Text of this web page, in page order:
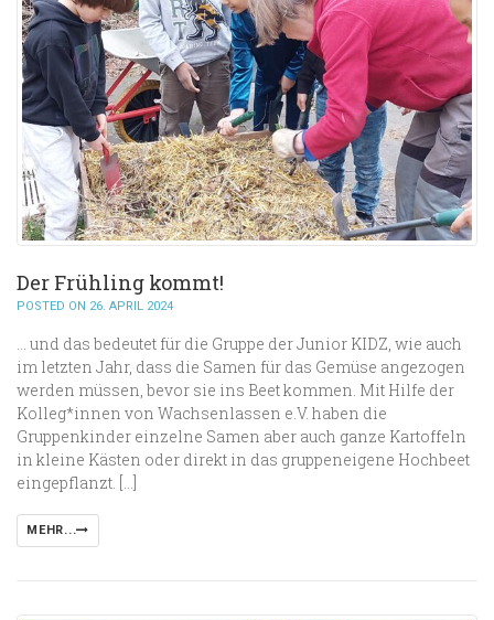
Der Frühling kommt!
POSTED ON 26. APRIL 2024
… und das bedeutet für die Gruppe der Junior KIDZ, wie auch
im letzten Jahr, dass die Samen für das Gemüse angezogen
werden müssen, bevor sie ins Beet kommen. Mit Hilfe der
Kolleg*innen von Wachsenlassen e.V. haben die
Gruppenkinder einzelne Samen aber auch ganze Kartoffeln
in kleine Kästen oder direkt in das gruppeneigene Hochbeet
eingepflanzt. […]
MEHR...